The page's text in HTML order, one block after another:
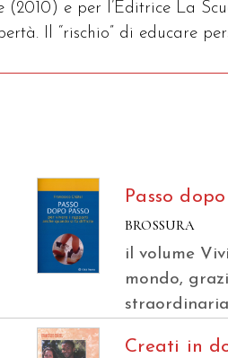
e per l’Editrice La
Il “rischio” di educare
Passo
BROSSURA
il volume
mondo,
Creati in